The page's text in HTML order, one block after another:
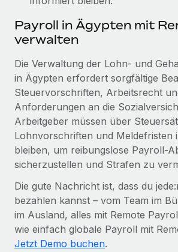
Payroll in Ägypten mit
verwalten
Die Verwaltung der Lohn- und
in Ägypten erfordert sorgfältige
Steuervorschriften, Arbeitsrecht
Anforderungen an die
Arbeitgeber müssen über
Lohnvorschriften und Meldefristen
bleiben, um reibungslose Payroll-
sicherzustellen und Strafen zu
Die gute Nachricht ist, dass du
bezahlen kannst – vom Team im
im Ausland, alles mit Remote
wie einfach globale Payroll mit
Jetzt Demo buchen.